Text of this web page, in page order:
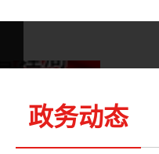
政务动态